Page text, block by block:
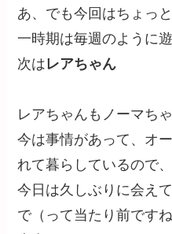
サム君やプーチン君み
てるのがかわいい
次は～名前を言わなく